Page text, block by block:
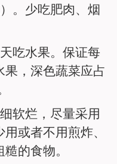
。少吃肥肉、烟
吃水果。保证每
果，深色蔬菜应占
软烂，尽量采用
或者不用煎炸、
的食物。